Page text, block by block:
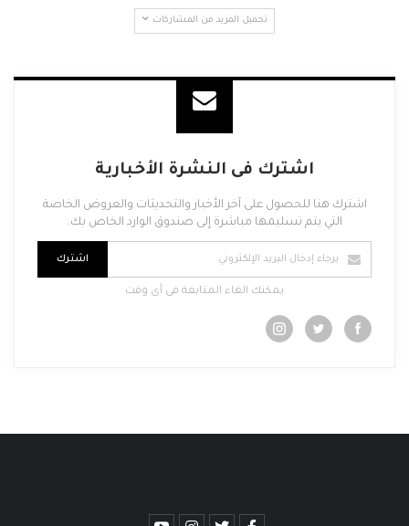
تحميل المزيد من المشاركات
اشترك فى النشرة الأخبارية
اشترك هنا للحصول على آخر الأخبار والتحديثات والعروض الخاصة
التي يتم تسليمها مباشرة إلى صندوق الوارد الخاص بك.
اشترك
يمكنك الغاء المتابعة فى أى وقت